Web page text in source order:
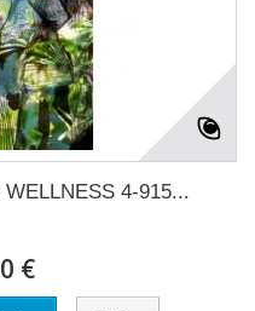
4-915...
€